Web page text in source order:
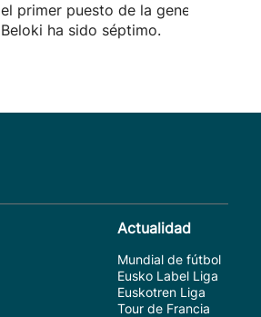
el primer puesto de la general. Markel
Beloki ha sido séptimo.
Actualidad
Mundial de fútbol
Eusko Label Liga
Euskotren Liga
Tour de Francia